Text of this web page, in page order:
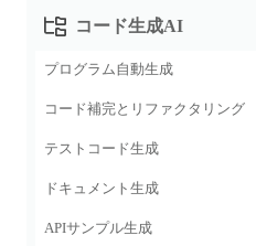
コード生成AI
プログラム自動生成
コード補完とリファクタリング
テストコード生成
ドキュメント生成
APIサンプル生成